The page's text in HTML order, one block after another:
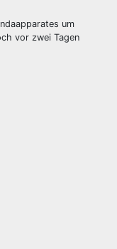
um
vor zwei Tagen